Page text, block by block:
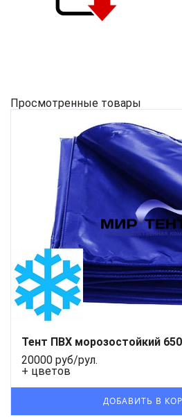
Просмотренные товары
Тент ПВХ морозостойкий
20000 руб/рул.
+ цветов